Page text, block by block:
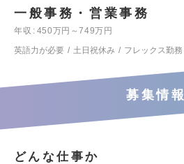
一般事務・営業事務
年収
450万円～749万円
英語力が必要
土日祝休み フレックス勤務
募集情報
どんな仕事か